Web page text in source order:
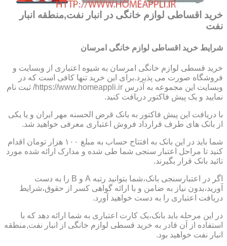
خرید اقساطی لوازم خانگی در انبار نفت,منطقه انبار
نفت
شرایط خرید اقساطی لوازم خانگی امرسان
خرید قسطی لوازم خانگی امرسان به شیوه اعتباری از وبسایت و
فروشگاه صورت می پذیرد.برای این خرید تنها کافی است که در
وبسایت این مجموعه به آدرس https://www.homeappli.ir/ ثبت نام
نمایید و یک پیش فاکتور دریافت کنید.
با دریافت این پیش فاکتور به بانک قرض الحسنه مهر ایران و یا یکی
از بانک های طرف قرارداد فروش اعتباری معرفی خواهید شد.
شما باید در این بانک به افتتاح حساب به مبلغ ۱۰۰ هزار تومان اقدام
کنید تا مراحل اعتبار سنجی شما طی شده و مدارک ارائه شده مورد
تائید بانک قرار بگیرند.
اگر در اعتبارسنجی بانک،شما بتوانید رتبه A و B را به دست
آورید،بدون نیاز به ضامن و با ارائه گواهی کسر از حقوق،شرایط
دریافت اعتباری را به دست خواهید آورد.
در این مرحله باید بانک،یک کارت اعتباری به شما ارائه دهد که با
استفاده از آن قادر به خرید قسطی لوازم خانگی از انبار نفت,منطقه
انبار نفت خواهید بود.